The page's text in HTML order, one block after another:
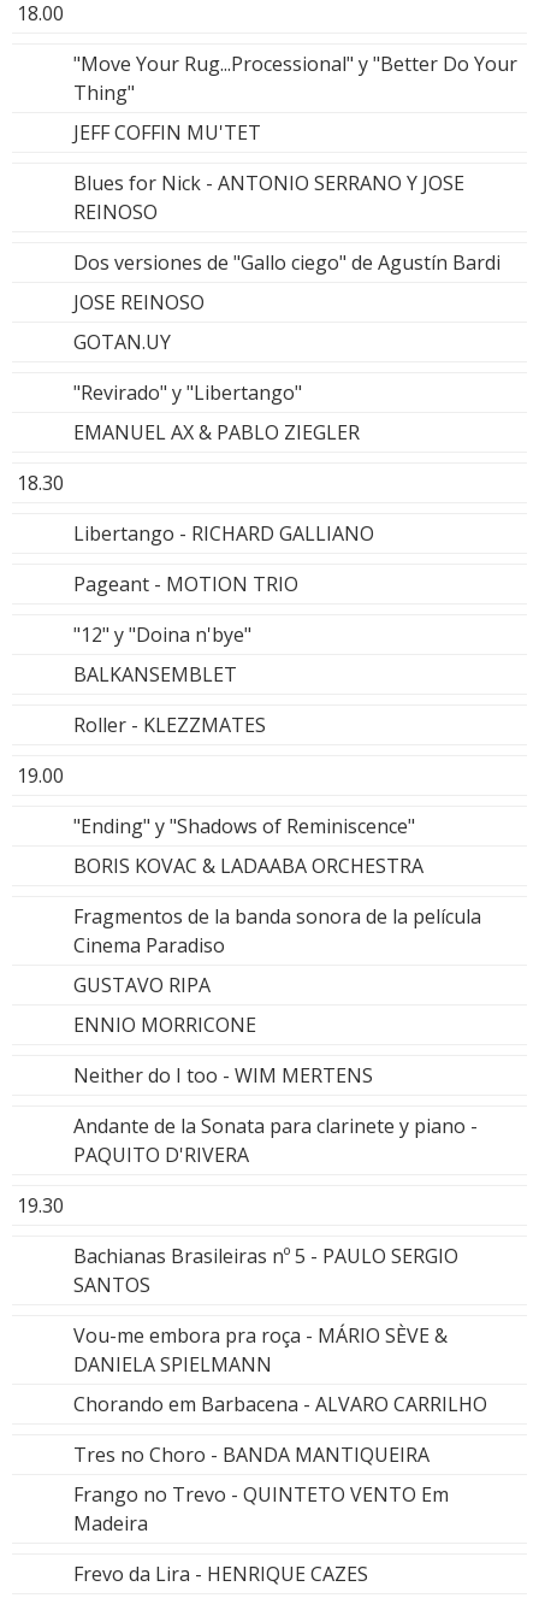
18.00
"Move Your Rug...Processional" y "Better Do Your
Thing"
JEFF COFFIN MU'TET
Blues for Nick - ANTONIO SERRANO Y JOSE
REINOSO
Dos versiones de "Gallo ciego" de Agustín Bardi
JOSE REINOSO
GOTAN.UY
"Revirado" y "Libertango"
EMANUEL AX & PABLO ZIEGLER
18.30
Libertango - RICHARD GALLIANO
Pageant - MOTION TRIO
"12" y "Doina n'bye"
BALKANSEMBLET
Roller - KLEZZMATES
19.00
"Ending" y "Shadows of Reminiscence"
BORIS KOVAC & LADAABA ORCHESTRA
Fragmentos de la banda sonora de la película
Cinema Paradiso
GUSTAVO RIPA
ENNIO MORRICONE
Neither do I too - WIM MERTENS
Andante de la Sonata para clarinete y piano -
PAQUITO D'RIVERA
19.30
Bachianas Brasileiras nº 5 - PAULO SERGIO
SANTOS
Vou-me embora pra roça - MÁRIO SÈVE &
DANIELA SPIELMANN
Chorando em Barbacena - ALVARO CARRILHO
Tres no Choro - BANDA MANTIQUEIRA
Frango no Trevo - QUINTETO VENTO Em
Madeira
Frevo da Lira - HENRIQUE CAZES